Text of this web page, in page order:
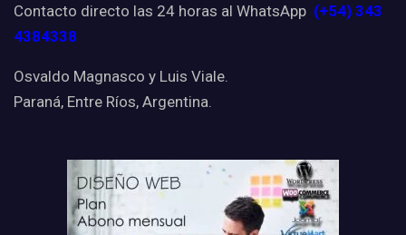
Contacto directo las 24 horas al WhatsApp (+54) 343
4384338
Osvaldo Magnasco y Luis Viale.
Paraná, Entre Ríos, Argentina.